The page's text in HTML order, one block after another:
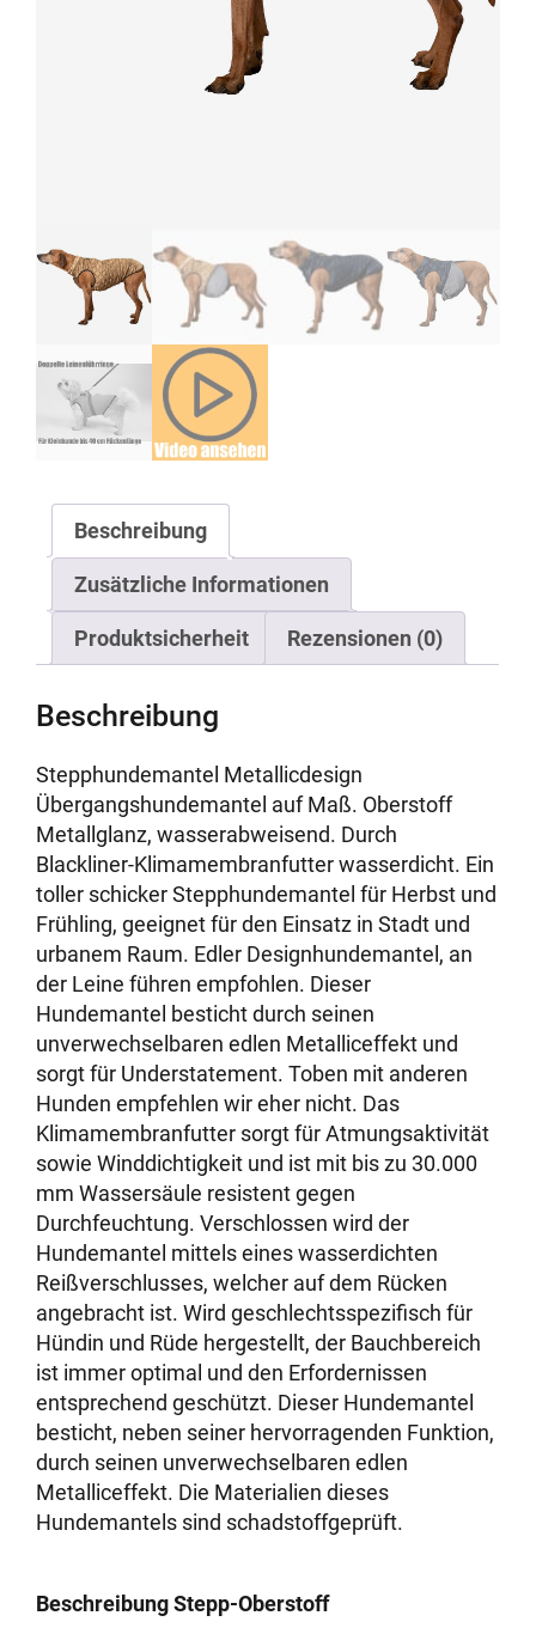
Beschreibung
Zusätzliche Informationen
Produktsicherheit Rezensionen (0)
Beschreibung
Stepphundemantel Metallicdesign
Übergangshundemantel auf Maß. Oberstoff
Metallglanz, wasserabweisend. Durch
Blackliner-Klimamembranfutter wasserdicht. Ein
toller schicker Stepphundemantel für Herbst und
Frühling, geeignet für den Einsatz in Stadt und
urbanem Raum. Edler Designhundemantel, an
der Leine führen empfohlen. Dieser
Hundemantel besticht durch seinen
unverwechselbaren edlen Metalliceffekt und
sorgt für Understatement. Toben mit anderen
Hunden empfehlen wir eher nicht. Das
Klimamembranfutter sorgt für Atmungsaktivität
sowie Winddichtigkeit und ist mit bis zu 30.000
mm Wassersäule resistent gegen
Durchfeuchtung. Verschlossen wird der
Hundemantel mittels eines wasserdichten
Reißverschlusses, welcher auf dem Rücken
angebracht ist. Wird geschlechtsspezifisch für
Hündin und Rüde hergestellt, der Bauchbereich
ist immer optimal und den Erfordernissen
entsprechend geschützt. Dieser Hundemantel
besticht, neben seiner hervorragenden Funktion,
durch seinen unverwechselbaren edlen
Metalliceffekt. Die Materialien dieses
Hundemantels sind schadstoffgeprüft.
Beschreibung Stepp-Oberstoff